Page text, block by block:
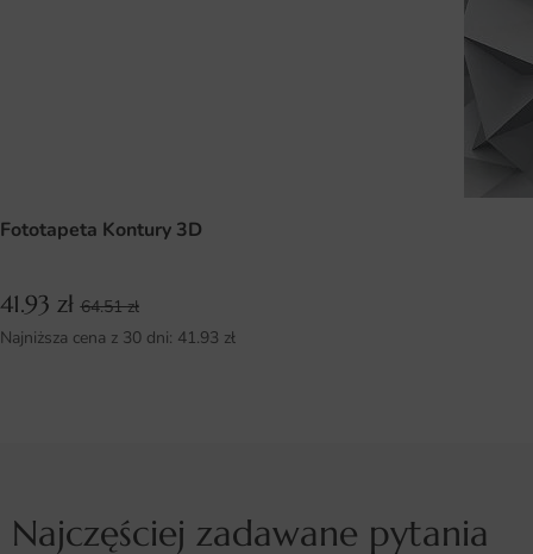
Fototapeta Kontury 3D
41.93 zł 64.51zł
Najniższa cena z 30 dni: 41.93 zł
Najczęściej zadawane pytania